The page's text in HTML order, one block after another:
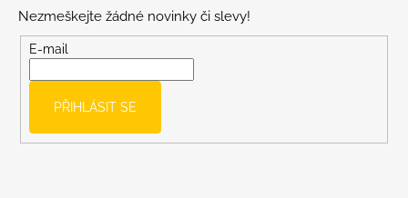
Nezmeškejte žádné novinky či slevy!
E-mail
PŘIHLÁSIT SE